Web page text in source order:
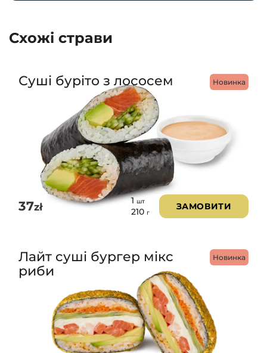
Схожі страви
Новинка
Суші буріто з лососем
37zł
1 шт
210 г
ЗАМОВИТИ
Новинка
Лайт cуші бургер мікс
риби